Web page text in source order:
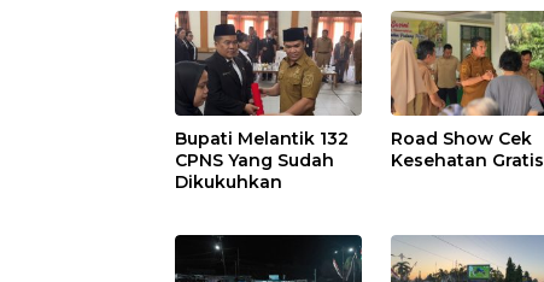
Bupati Melantik 132
CPNS Yang Sudah
Dikukuhkan
Road Show Cek
Kesehatan Gratis